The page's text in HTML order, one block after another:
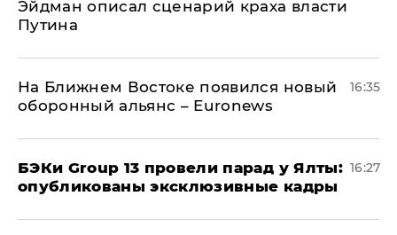
Эйдман описал сценарий краха власти
Путина
На Ближнем Востоке появился новый
оборонный альянс – Euronews
16:35
​БЭКи Group 13 провели парад у Ялты:
опубликованы эксклюзивные кадры
16:27